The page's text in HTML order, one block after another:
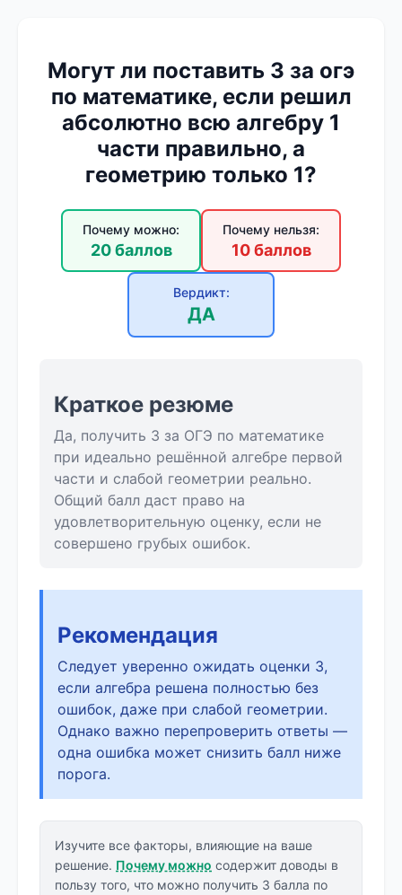
Могут ли поставить 3 за огэ
по математике, если решил
абсолютно всю алгебру 1
части правильно, а
геометрию только 1?
Почему можно:
20 баллов
Почему нельзя:
10 баллов
Вердикт:
ДА
Краткое резюме
Да, получить 3 за ОГЭ по математике
при идеально решённой алгебре первой
части и слабой геометрии реально.
Общий балл даст право на
удовлетворительную оценку, если не
совершено грубых ошибок.
Рекомендация
Следует уверенно ожидать оценки 3,
если алгебра решена полностью без
ошибок, даже при слабой геометрии.
Однако важно перепроверить ответы —
одна ошибка может снизить балл ниже
порога.
Изучите все факторы, влияющие на ваше
решение. Почему можно содержит доводы в
пользу того, что можно получить 3 балла по